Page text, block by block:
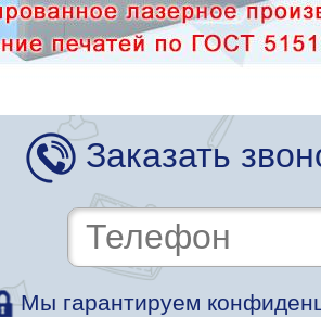
Заказать
Мы гарантируем